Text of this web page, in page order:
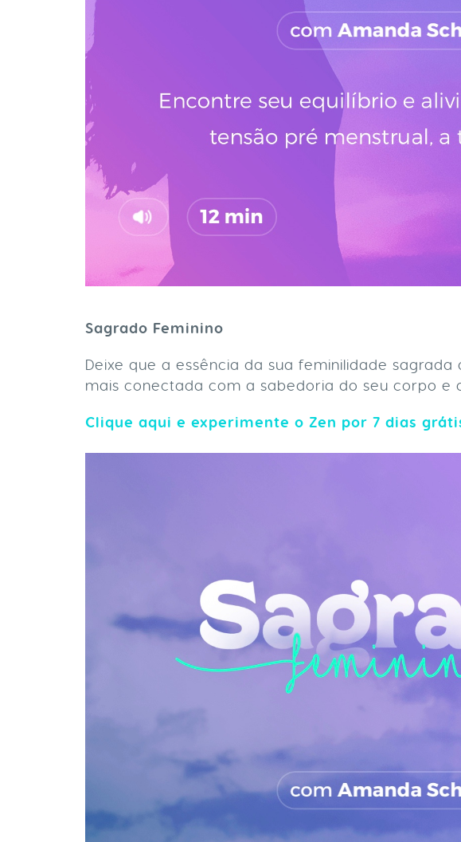
Sagrado Feminino
Deixe que a essência da sua feminilidade
mais conectada com a sabedoria do seu corpo e
Clique aqui e experimente o Zen por 7 dias